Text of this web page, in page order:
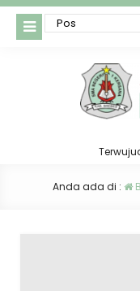
Anda ada di :